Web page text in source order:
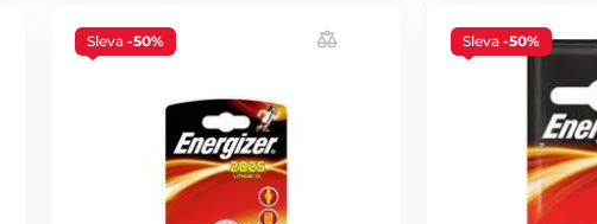
Sleva -50% Sleva-50%